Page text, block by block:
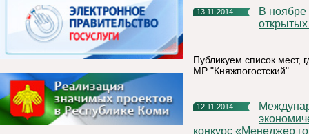
13.11.2014
В ноябре в Коми продолжает действовать акция "День
Публикуем список мест,
МР "Княжпогостский"
12.11.2014
Международная академия менеджмента и Вольного
конкурс «Менеджер